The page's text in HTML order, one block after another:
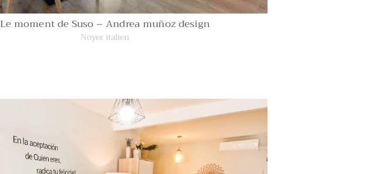
Le moment de Suso – Andrea muñoz design
Noyer italien